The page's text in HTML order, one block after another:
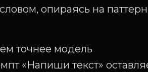
опираясь на
точнее модель
«Напиши текст»